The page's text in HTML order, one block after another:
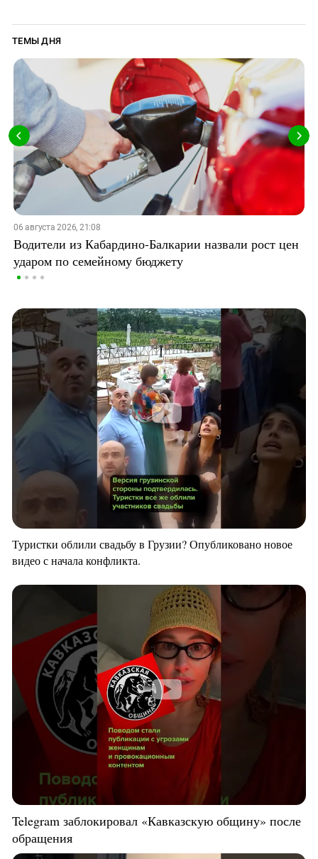
ТЕМЫ ДНЯ
06 августа 2026, 21:08
Водители из Кабардино-Балкарии назвали рост цен
ударом по семейному бюджету
Туристки облили свадьбу в Грузии? Опубликовано новое
видео с начала конфликта.
Telegram заблокировал «Кавказскую общину» после
обращения